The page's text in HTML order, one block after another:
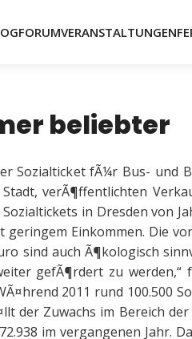
FORUMVERANSTALTUNGEN
beliebter
Sozialticket fÃ¼r Bus- und
verÃ¶ffentlichten
in Dresden von
Einkommen. Die
sind auch Ã¶kologisch
gefÃ¶rdert zu werden,“
2011 rund 100.500
der Zuwachs im Bereich
im vergangenen Jahr.